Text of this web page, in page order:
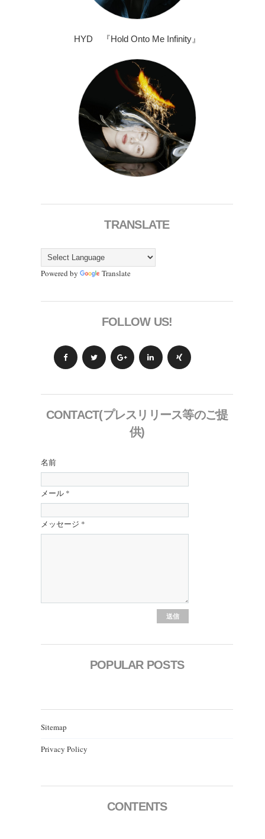
HYD 『Hold Onto Me Infinity』
TRANSLATE
Powered by Translate
FOLLOW US!
CONTACT(プレスリリース等のご提
供)
名前
メール *
メッセージ *
POPULAR POSTS
Sitemap
Privacy Policy
CONTENTS